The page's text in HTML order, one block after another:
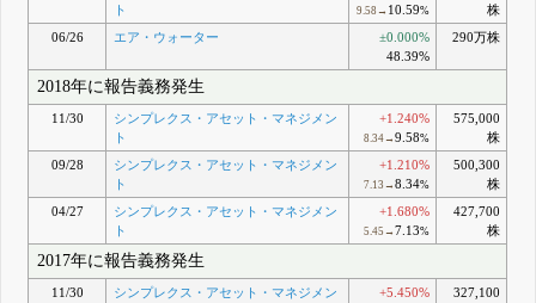
ト
9.58→ 10.59%
株
06/26
エア・ウォーター
±0.000%
48.39%
290万株
2018年に報告義務発生
11/30
シンプレクス・アセット・マネジメン
ト
+1.240%
8.34→ 9.58%
575,000
株
09/28
シンプレクス・アセット・マネジメン
ト
+1.210%
7.13→ 8.34%
500,300
株
04/27
シンプレクス・アセット・マネジメン
ト
+1.680%
5.45→ 7.13%
427,700
株
2017年に報告義務発生
11/30
シンプレクス・アセット・マネジメン
+5.450%
327,100